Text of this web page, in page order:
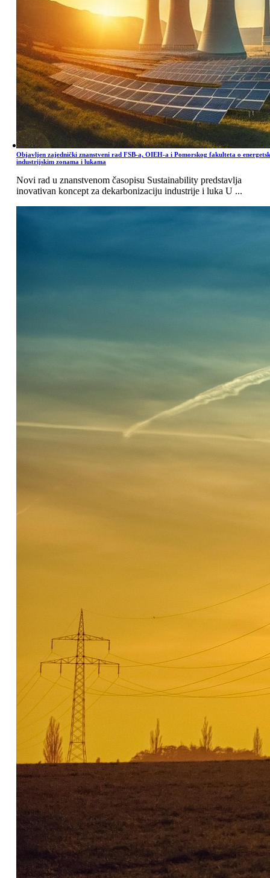
Objavljen zajednički znanstveni rad FSB-a, OIEH-a i Pomorskog fakulteta o
industrijskim zonama i lukama
Novi rad u znanstvenom časopisu Sustainability predstavlja
inovativan koncept za dekarbonizaciju industrije i luka U ...